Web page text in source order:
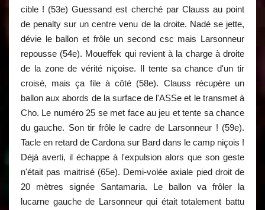
cible ! (53e) Guessand est cherché par Clauss au point
de penalty sur un centre venu de la droite. Nadé se jette,
dévie le ballon et frôle un second csc mais Larsonneur
repousse (54e). Moueffek qui revient à la charge à droite
de la zone de vérité niçoise. Il tente sa chance d'un tir
croisé, mais ça file à côté (58e). Clauss récupère un
ballon aux abords de la surface de l'ASSe et le transmet à
Cho. Le numéro 25 se met face au jeu et tente sa chance
du gauche. Son tir frôle le cadre de Larsonneur ! (59e).
Tacle en retard de Cardona sur Bard dans le camp niçois !
Déjà averti, il échappe à l'expulsion alors que son geste
n'était pas maitrisé (65e). Demi-volée axiale pied droit de
20 mètres signée Santamaria. Le ballon va frôler la
lucarne gauche de Larsonneur qui était totalement battu